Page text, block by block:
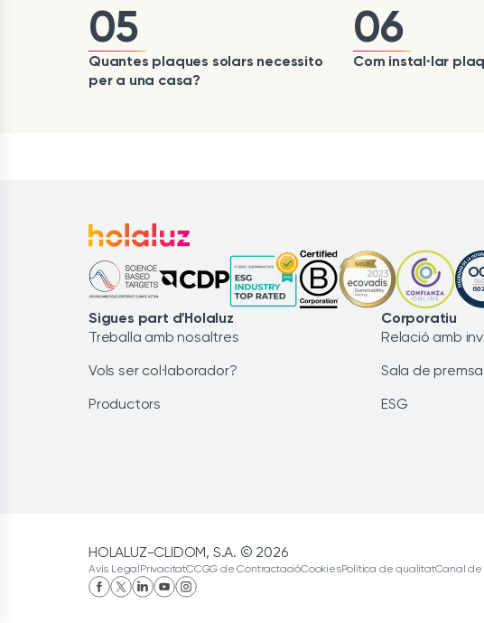
05
Quantes plaques solars necessito
per a una casa?
06
Com instal·lar
Sigues part d'Holaluz
Treballa amb nosaltres
Vols ser col·laborador?
Productors
Corporatiu
Relació amb
Sala de premsa
ESG
HOLALUZ-CLIDOM, S.A. © 2026
Avís LegalPrivacitatCCGG de ContractacióCookiesPolítica de qualitatCanal